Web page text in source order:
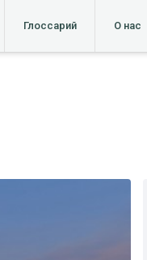
Глоссарий О нас